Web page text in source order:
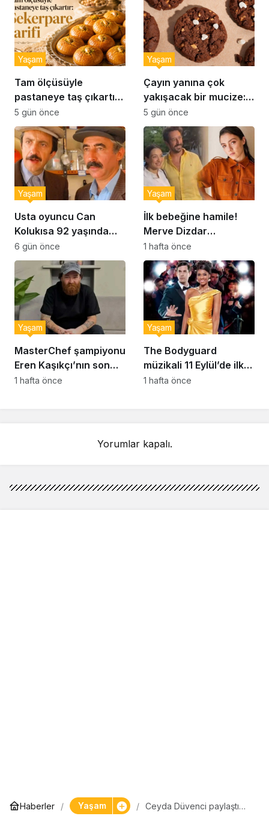
Tam ölçüsüyle
pastaneye taş çıkartır:
Şekerpare tarifi
Yaşam
5 gün önce
Çayın yanına çok
yakışacak bir mucize:
Brownie tadında ıslak
kurabiye tarifi…
Yaşam
5 gün önce
Usta oyuncu Can
Kolukısa 92 yaşında
hayatını kaybetti
Yaşam
6 gün önce
İlk bebeğine hamile!
Merve Dizdar
sessizliğini bozdu: ‘İsim
bulmak çok zor’
Yaşam
1 hafta önce
MasterChef şampiyonu
Eren Kaşıkçı’nın son
anlarındaki kahreden
Yaşam
1 hafta önce
The Bodyguard
müzikali 11 Eylül’de ilk
kez Türkiye’de
Yaşam
1 hafta önce
Yorumlar kapalı.
Haberler Yaşam
Ceyda Düvenci paylaştı